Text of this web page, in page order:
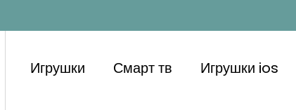
Игрушки Смарт тв Игрушки ios